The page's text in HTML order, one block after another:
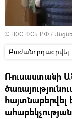
© ЦОС ФСБ РФ /
Բաժանորդագրվել
Ռուսաստանի
հայտնաբերվել